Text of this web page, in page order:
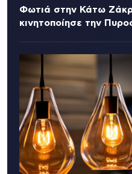
Φωτιά στην Κάτω
κινητοποίησε την